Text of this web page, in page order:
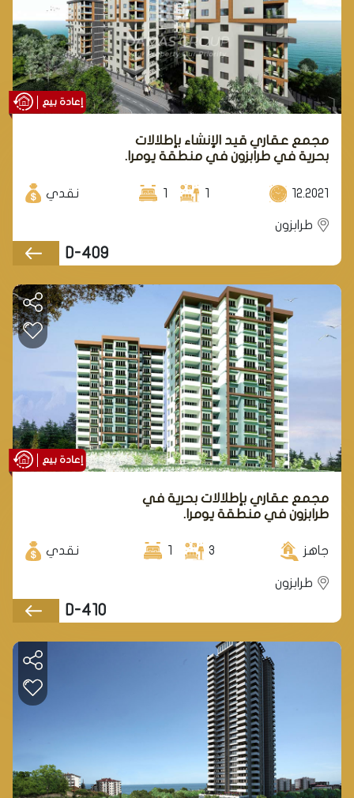
مجمع عقاري قيد الإنشاء بإطلالات
بحرية في طرابزون في منطقة يومرا.
12.2021
1
1 نقدي
طرابزون
D-409
مجمع عقاري بإطلالات بحرية في
طرابزون في منطقة يومرا.
جاهز 3
1 نقدي
طرابزون
D-410